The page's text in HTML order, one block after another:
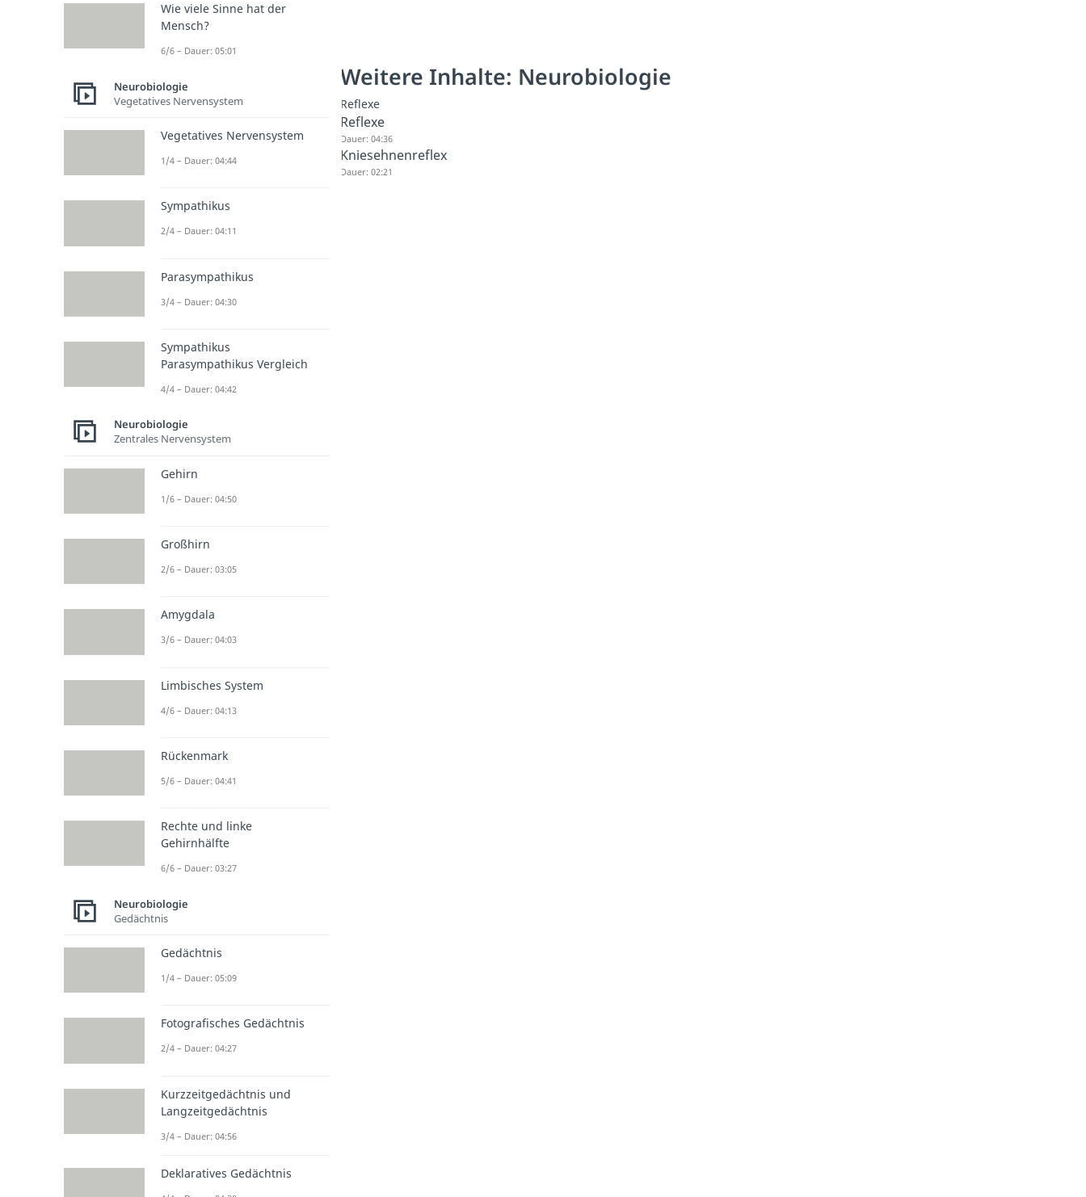
Weitere Inhalte: Neurobiologie
Reflexe
Reflexe
Dauer: 04:36
Kniesehnenreflex
Dauer: 02:21
Wie viele Sinne hat der
Mensch?
6/6 – Dauer: 05:01
Neurobiologie
Vegetatives Nervensystem
Vegetatives Nervensystem
1/4 – Dauer: 04:44
Sympathikus
2/4 – Dauer: 04:11
Parasympathikus
3/4 – Dauer: 04:30
Sympathikus
Parasympathikus Vergleich
4/4 – Dauer: 04:42
Neurobiologie
Zentrales Nervensystem
Gehirn
1/6 – Dauer: 04:50
Großhirn
2/6 – Dauer: 03:05
Amygdala
3/6 – Dauer: 04:03
Limbisches System
4/6 – Dauer: 04:13
Rückenmark
5/6 – Dauer: 04:41
Rechte und linke
Gehirnhälfte
6/6 – Dauer: 03:27
Neurobiologie
Gedächtnis
Gedächtnis
1/4 – Dauer: 05:09
Fotografisches Gedächtnis
2/4 – Dauer: 04:27
Kurzzeitgedächtnis und
Langzeitgedächtnis
3/4 – Dauer: 04:56
Deklaratives Gedächtnis